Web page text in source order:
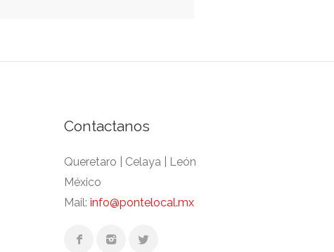
Contactanos
Queretaro | Celaya | León
México
Mail: info@pontelocal.mx